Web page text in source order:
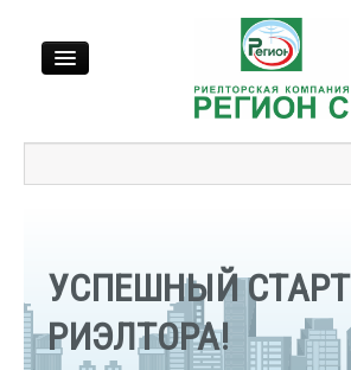
Выкуп
Регионы
УСПЕШНЫЙ СТАРТ
РИЭЛТОРА!